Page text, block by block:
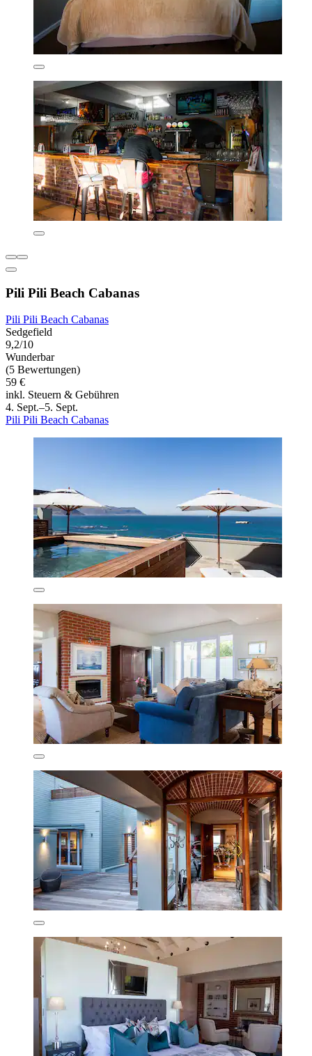
Pili Pili Beach Cabanas
Pili Pili Beach Cabanas
Sedgefield
9,2/10
Wunderbar
(5 Bewertungen)
59 €
inkl. Steuern & Gebühren
4. Sept.–5. Sept.
Pili Pili Beach Cabanas